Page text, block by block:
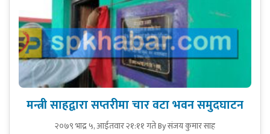
मन्त्री साहद्वारा सप्तरीमा चार वटा भवन समुदघाटन
२०७९ भाद्र ५, आईतवार २१:११ गतेBy संजय कुमार साह